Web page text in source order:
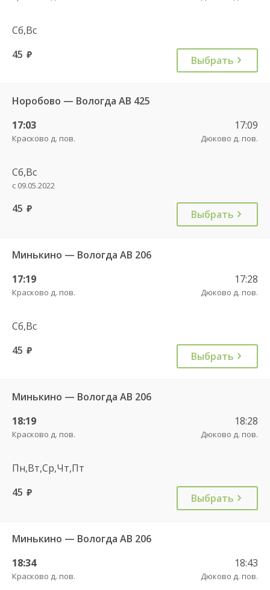
Сб,Вс
45 руб. Выбрать
Норобово — Вологда АВ 425
17:03
Красково д. пов.
17:09
Дюково д. пов.
Сб,Вс
с 09.05.2022
45 руб. Выбрать
Минькино — Вологда АВ 206
17:19
Красково д. пов.
17:28
Дюково д. пов.
Сб,Вс
45 руб. Выбрать
Минькино — Вологда АВ 206
18:19
Красково д. пов.
18:28
Дюково д. пов.
Пн,Вт,Ср,Чт,Пт
45 руб. Выбрать
Минькино — Вологда АВ 206
18:34
Красково д. пов.
18:43
Дюково д. пов.